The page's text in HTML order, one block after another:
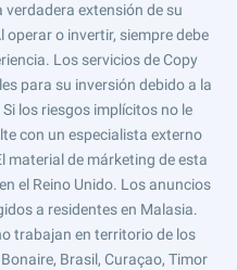
extensión de su
operar o invertir, siempre debe
Los servicios de Copy
para su inversión debido a la
los riesgos implícitos no le
con un especialista externo
material de márketing de esta
el Reino Unido. Los anuncios
a residentes en Malasia.
trabajan en territorio de los
Brasil, Curaçao, Timor